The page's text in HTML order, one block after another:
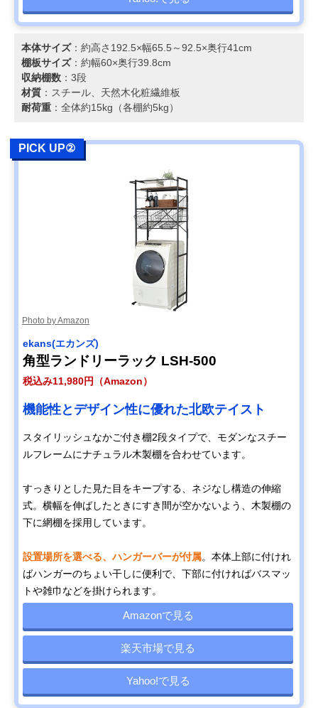
本体サイズ：約高さ192.5×幅65.5～92.5×奥行41cm
棚板サイズ：約幅60×奥行39.8cm
収納棚数 ：3段
材質 ：スチール、天然木化粧繊維板
耐荷重 ：全体約15kg（各棚約5kg）
PICK UP②
Photo by Amazon
ekans(エカンズ)
角型ランドリーラック LSH-500
税込み11,980円（Amazon）
機能性とデザイン性に優れた北欧テイスト
スタイリッシュなかご付き棚2段タイプで、モダンなスチー
ルフレームにナチュラル木製棚を合わせています。
すっきりとした見た目をキープする、ネジなし構造の伸縮
式。横幅を伸ばしたときにすき間が空かないよう、木製棚の
下に網棚を採用しています。
設置場所を選べる、ハンガーバーが付属。本体上部に付けれ
ばハンガーのちょい干しに便利で、下部に付ければバスマッ
トや雑巾などを掛けられます。
Amazonで見る
楽天市場で見る
Yahoo!で見る